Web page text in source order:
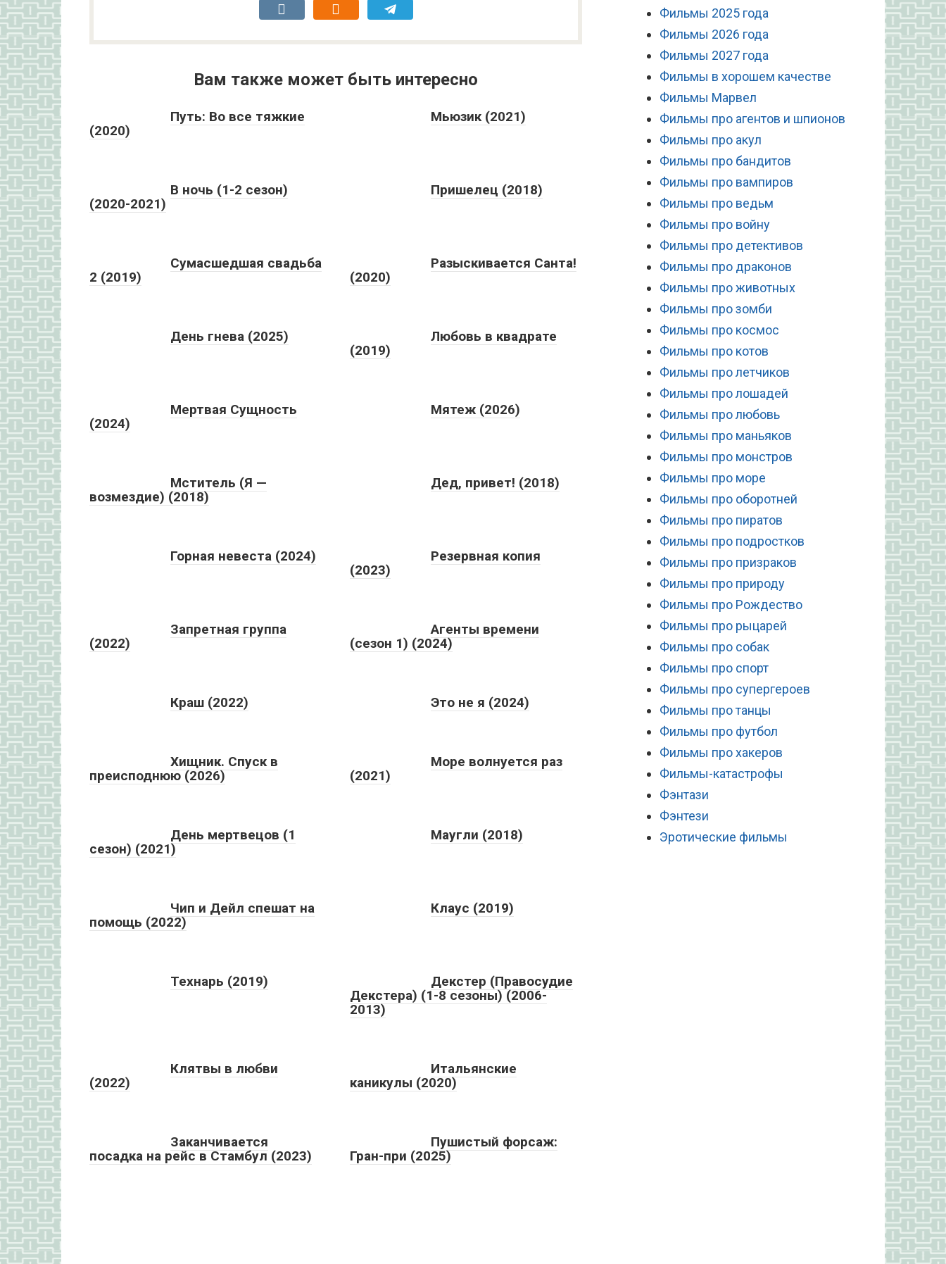
Вам также может быть интересно
Путь: Во все тяжкие
(2020)
Мьюзик (2021)
В ночь (1-2 сезон)
(2020-2021)
Пришелец (2018)
Сумасшедшая свадьба
2 (2019)
Разыскивается Санта!
(2020)
День гнева (2025)
Любовь в квадрате
(2019)
Мертвая Сущность
(2024)
Мятеж (2026)
Мститель (Я —
возмездие) (2018)
Дед, привет! (2018)
Горная невеста (2024)
Резервная копия
(2023)
Запретная группа
(2022)
Агенты времени
(сезон 1) (2024)
Краш (2022) Это не я (2024)
Хищник. Спуск в
преисподнюю (2026)
Море волнуется раз
(2021)
День мертвецов (1
сезон) (2021)
Маугли (2018)
Чип и Дейл спешат на
помощь (2022)
Клаус (2019)
Технарь (2019)
Декстер (Правосудие
Декстера) (1-8 сезоны) (2006-
2013)
Клятвы в любви
(2022)
Итальянские
каникулы (2020)
Заканчивается
посадка на рейс в Стамбул (2023)
Пушистый форсаж:
Гран-при (2025)
Фильмы 2025 года
Фильмы 2026 года
Фильмы 2027 года
Фильмы в хорошем качестве
Фильмы Марвел
Фильмы про агентов и шпионов
Фильмы про акул
Фильмы про бандитов
Фильмы про вампиров
Фильмы про ведьм
Фильмы про войну
Фильмы про детективов
Фильмы про драконов
Фильмы про животных
Фильмы про зомби
Фильмы про космос
Фильмы про котов
Фильмы про летчиков
Фильмы про лошадей
Фильмы про любовь
Фильмы про маньяков
Фильмы про монстров
Фильмы про море
Фильмы про оборотней
Фильмы про пиратов
Фильмы про подростков
Фильмы про призраков
Фильмы про природу
Фильмы про Рождество
Фильмы про рыцарей
Фильмы про собак
Фильмы про спорт
Фильмы про супергероев
Фильмы про танцы
Фильмы про футбол
Фильмы про хакеров
Фильмы-катастрофы
Фэнтази
Фэнтези
Эротические фильмы